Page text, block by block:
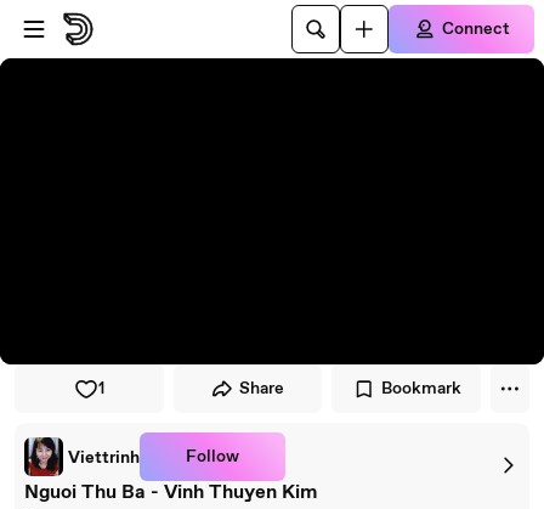
Skip to player
Skip to main content
Connect
1 Share Bookmark
Viettrinh Follow
Nguoi Thu Ba - Vinh Thuyen Kim